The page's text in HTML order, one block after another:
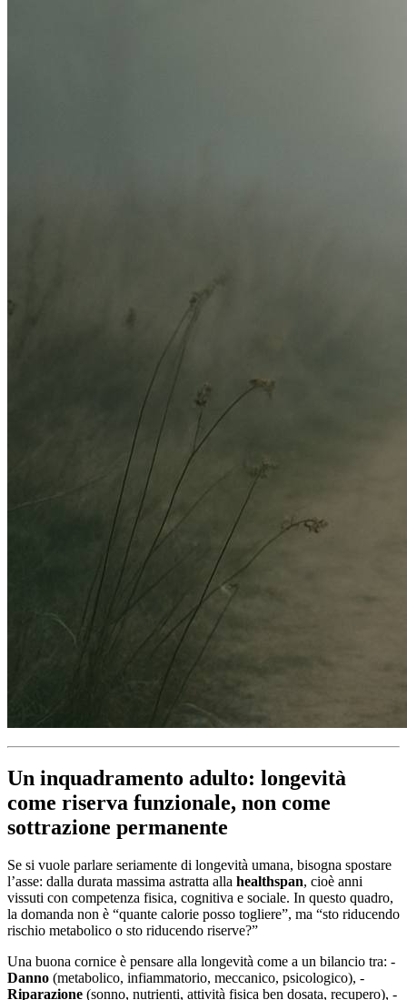
Un inquadramento adulto: longevità
come riserva funzionale, non come
sottrazione permanente
Se si vuole parlare seriamente di longevità umana, bisogna spostare
l’asse: dalla durata massima astratta alla healthspan, cioè anni
vissuti con competenza fisica, cognitiva e sociale. In questo quadro,
la domanda non è “quante calorie posso togliere”, ma “sto riducendo
rischio metabolico o sto riducendo riserve?”
Una buona cornice è pensare alla longevità come a un bilancio tra: -
Danno (metabolico, infiammatorio, meccanico, psicologico), -
Riparazione (sonno, nutrienti, attività fisica ben dosata, recupero), -